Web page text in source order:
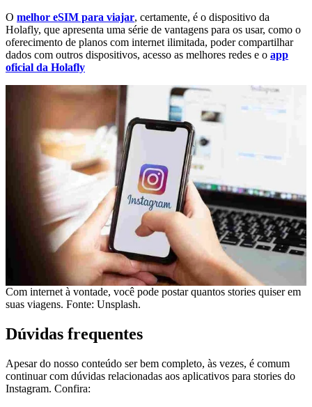
O melhor eSIM para viajar, certamente, é o dispositivo da
Holafly, que apresenta uma série de vantagens para os usar, como o
oferecimento de planos com internet ilimitada, poder compartilhar
dados com outros dispositivos, acesso as melhores redes e o app
oficial da Holafly
Com internet à vontade, você pode postar quantos stories quiser em
suas viagens. Fonte: Unsplash.
Dúvidas frequentes
Apesar do nosso conteúdo ser bem completo, às vezes, é comum
continuar com dúvidas relacionadas aos aplicativos para stories do
Instagram. Confira: